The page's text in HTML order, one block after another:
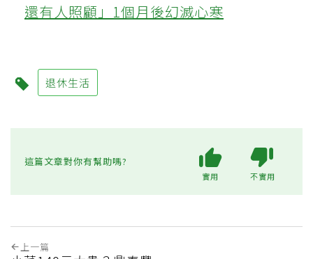
還有人照顧」1個月後幻滅心寒
退休生活
這篇文章對你有幫助嗎?
實用 不實用
上一篇